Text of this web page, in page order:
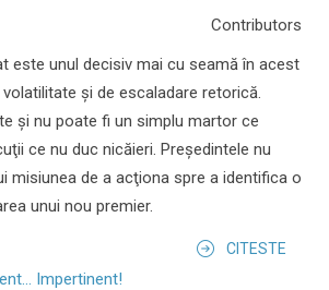
Contributors
este unul decisiv mai cu seamă în acest
şi de escaladare retorică.
şi nu poate fi un simplu martor ce
ce nu duc nicăieri. Preşedintele nu
misiunea de a acţiona spre a identifica o
unui nou premier.
CITESTE
Impertinent!